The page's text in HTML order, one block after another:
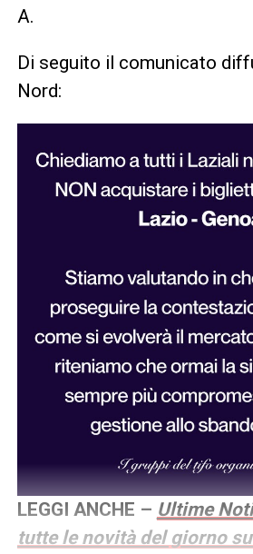
A.
Di seguito il comunicato
Nord:
LEGGI ANCHE – Ultime
tutte le novità del giorno